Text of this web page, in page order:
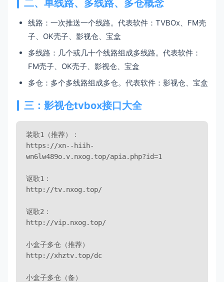
二、单线路、多线路、多仓概念
线路：一次推送一个线路。代表软件：TVBOx、FM壳
子、OK壳子、影视仓、宝盒
多线路：几个或几十个线路组成多线路。代表软件：
FM壳子、OK壳子、影视仓、宝盒
多仓：多个多线路组成多仓。代表软件：影视仓、宝盒
三：影视仓tvbox接口大全
装歌1（推荐）：
https://xn--hiih-
wn6lw489o.v.nxog.top/apia.php?id=1
讴歌1：
http://tv.nxog.top/
讴歌2：
http://vip.nxog.top/
小盒子多仓（推荐）
http://xhztv.top/dc
小盒子多仓（备）